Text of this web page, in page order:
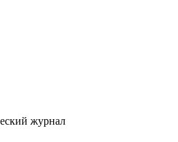
журнал